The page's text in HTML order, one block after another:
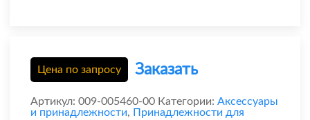
Цена по запросу Заказать
Артикул: 009-005460-00 Категории: Аксессуары
и принадлежности, Принадлежности для